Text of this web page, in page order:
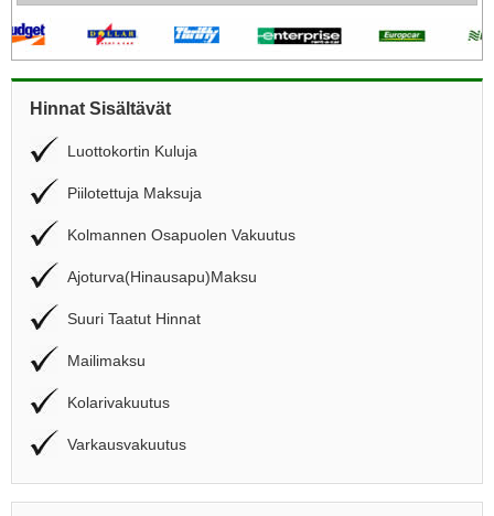
Hinnat Sisältävät
Luottokortin Kuluja
Piilotettuja Maksuja
Kolmannen Osapuolen Vakuutus
Ajoturva(Hinausapu)Maksu
Suuri Taatut Hinnat
Mailimaksu
Kolarivakuutus
Varkausvakuutus